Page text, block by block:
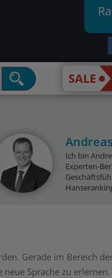
SALE
Ich bin
Experten-
Gerade im Bereich
Sprache zu erlernen.